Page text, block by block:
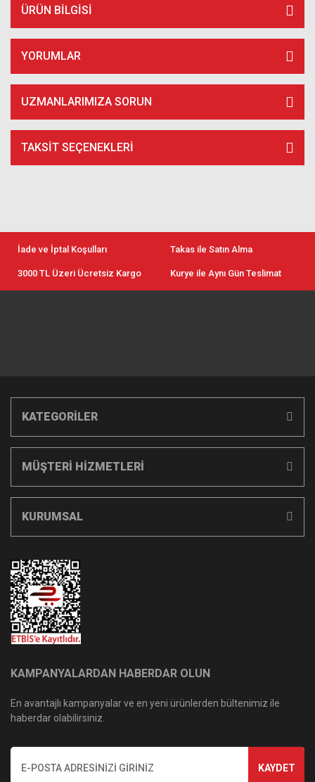
ÜRÜN BILGISI
YORUMLAR
UZMANLARIMIZA SORUN
TAKSIT SEÇENEKLERI
İade ve İptal Koşulları Takas ile Satın Alma
3000 TL Üzeri Ücretsiz Kargo Kurye ile Aynı Gün Teslimat
KATEGORİLER
MÜŞTERİ HİZMETLERİ
KURUMSAL
KAMPANYALARDAN HABERDAR OLUN
En avantajlı kampanyalar ve en yeni ürünlerden bültenimiz ile
haberdar olabilirsiniz.
KAYDET